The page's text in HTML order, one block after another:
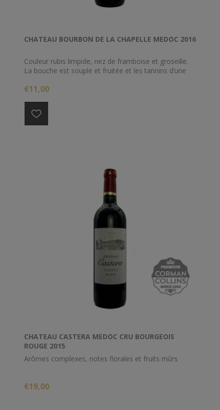
CHATEAU BOURBON DE LA CHAPELLE MEDOC 2016
Couleur rubis limpide, nez de framboise et groseille.
La bouche est souple et fruitée et les tannins d’une
€11,00
CHATEAU CASTERA MEDOC CRU BOURGEOIS
ROUGE 2015
Arômes complexes, notes florales et fruits mûrs
€19,00